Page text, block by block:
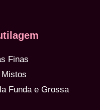
Finas
Funda e Grossa